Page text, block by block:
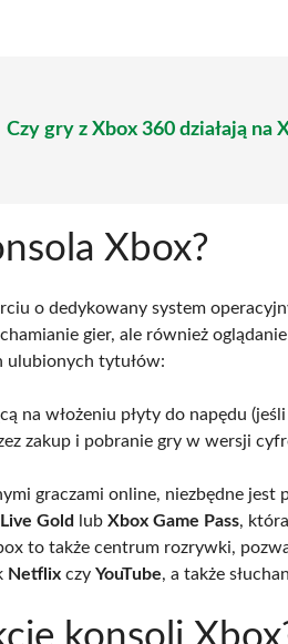
Czy gry z Xbox 360 działają
Xbox?
o dedykowany system
gier, ale również
ulubionych tytułów:
na włożeniu płyty do napędu
zakup i pobranie gry w wersji
graczami online, niezbędne jest
Gold lub Xbox Game Pass,
to także centrum rozrywki,
Netflix czy YouTube, a także